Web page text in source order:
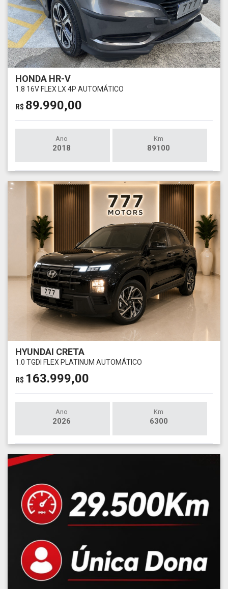
HONDA HR-V
1.8 16V FLEX LX 4P AUTOMÁTICO
R$ 89.990,00
Ano
2018
Km
89100
HYUNDAI CRETA
1.0 TGDI FLEX PLATINUM AUTOMÁTICO
R$ 163.999,00
Ano
2026
Km
6300